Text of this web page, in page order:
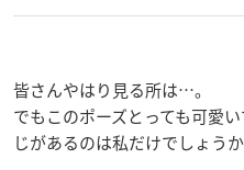
皆さんやはり見る所は…。
でもこのポーズとっても可愛
じがあるのは私だけでしょう